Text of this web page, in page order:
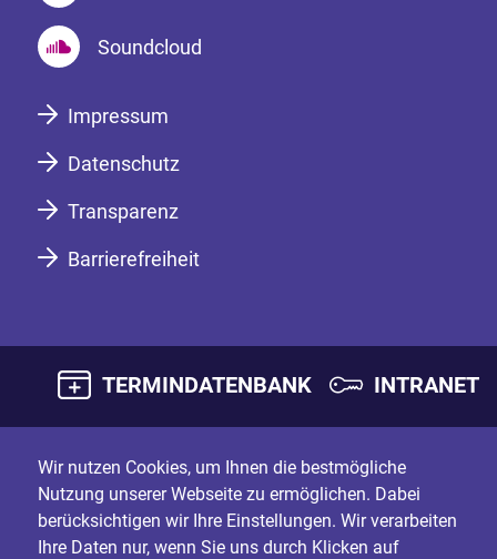
Soundcloud
Impressum
Datenschutz
Transparenz
Barrierefreiheit
TERMINDATENBANK INTRANET
Wir nutzen Cookies, um Ihnen die bestmögliche
Nutzung unserer Webseite zu ermöglichen. Dabei
berücksichtigen wir Ihre Einstellungen. Wir verarbeiten
Ihre Daten nur, wenn Sie uns durch Klicken auf